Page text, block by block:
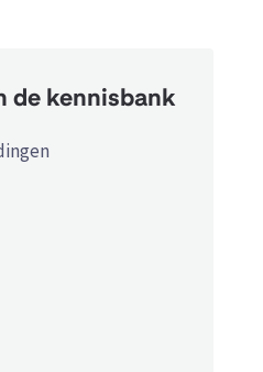
de kennisbank